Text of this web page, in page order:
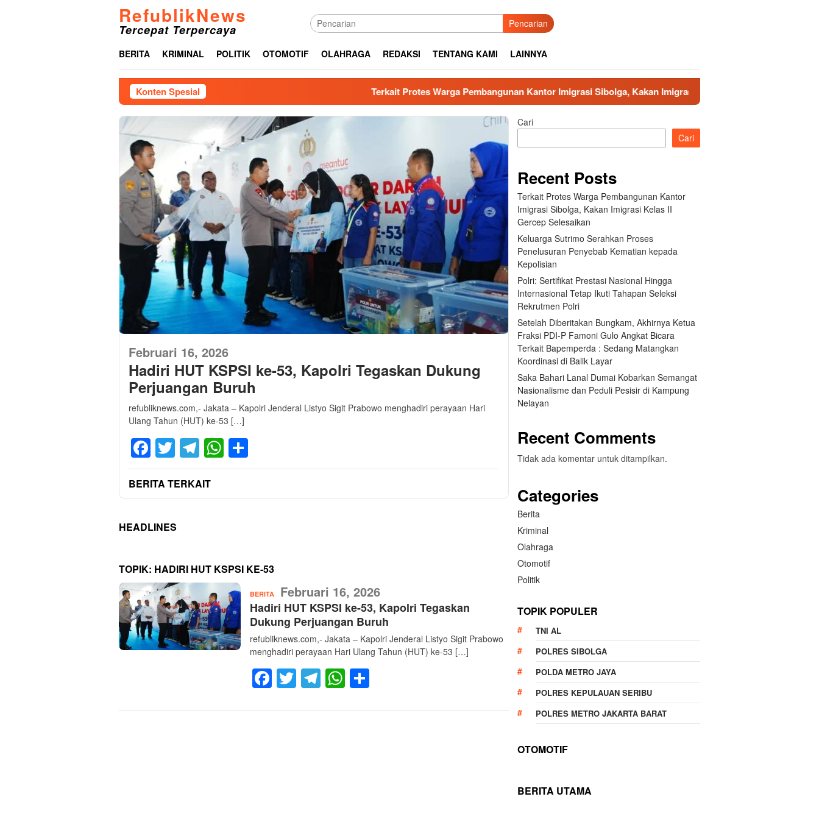
RefublikNews
Tercepat Terpercaya Pencarian
BERITA KRIMINAL POLITIK OTOMOTIF OLAHRAGA REDAKSI TENTANG KAMI LAINNYA
Konten Spesial Terkait Protes Warga Pembangunan Kantor Imigrasi Sibolga, Kakan Imigrasi Kelas II Gercep Selesaikan
Februari 16, 2026
Hadiri HUT KSPSI ke-53, Kapolri Tegaskan Dukung
Perjuangan Buruh
refubliknews.com,- Jakata – Kapolri Jenderal Listyo Sigit Prabowo menghadiri perayaan Hari
Ulang Tahun (HUT) ke-53 […]
Facebook
Twitter
Telegram
WhatsApp
BERITA TERKAIT
HEADLINES
TOPIK: HADIRI HUT KSPSI KE-53
BERITARefublikNews
Februari 16, 2026
Hadiri HUT KSPSI ke-53, Kapolri Tegaskan
Dukung Perjuangan Buruh
refubliknews.com,- Jakata – Kapolri Jenderal Listyo Sigit Prabowo
menghadiri perayaan Hari Ulang Tahun (HUT) ke-53 […]
Facebook
Twitter
Telegram
WhatsApp
Cari
Cari
Recent Posts
Terkait Protes Warga Pembangunan Kantor
Imigrasi Sibolga, Kakan Imigrasi Kelas II
Gercep Selesaikan
Keluarga Sutrimo Serahkan Proses
Penelusuran Penyebab Kematian kepada
Kepolisian
Polri: Sertifikat Prestasi Nasional Hingga
Internasional Tetap Ikuti Tahapan Seleksi
Rekrutmen Polri
Setelah Diberitakan Bungkam, Akhirnya Ketua
Fraksi PDI-P Famoni Gulo Angkat Bicara
Terkait Bapemperda : Sedang Matangkan
Koordinasi di Balik Layar
Saka Bahari Lanal Dumai Kobarkan Semangat
Nasionalisme dan Peduli Pesisir di Kampung
Nelayan
Recent Comments
Tidak ada komentar untuk ditampilkan.
Categories
Berita
Kriminal
Olahraga
Otomotif
Politik
TOPIK POPULER
TNI AL
POLRES SIBOLGA
POLDA METRO JAYA
POLRES KEPULAUAN SERIBU
POLRES METRO JAKARTA BARAT
OTOMOTIF
BERITA UTAMA